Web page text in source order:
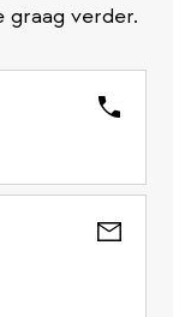
graag verder.